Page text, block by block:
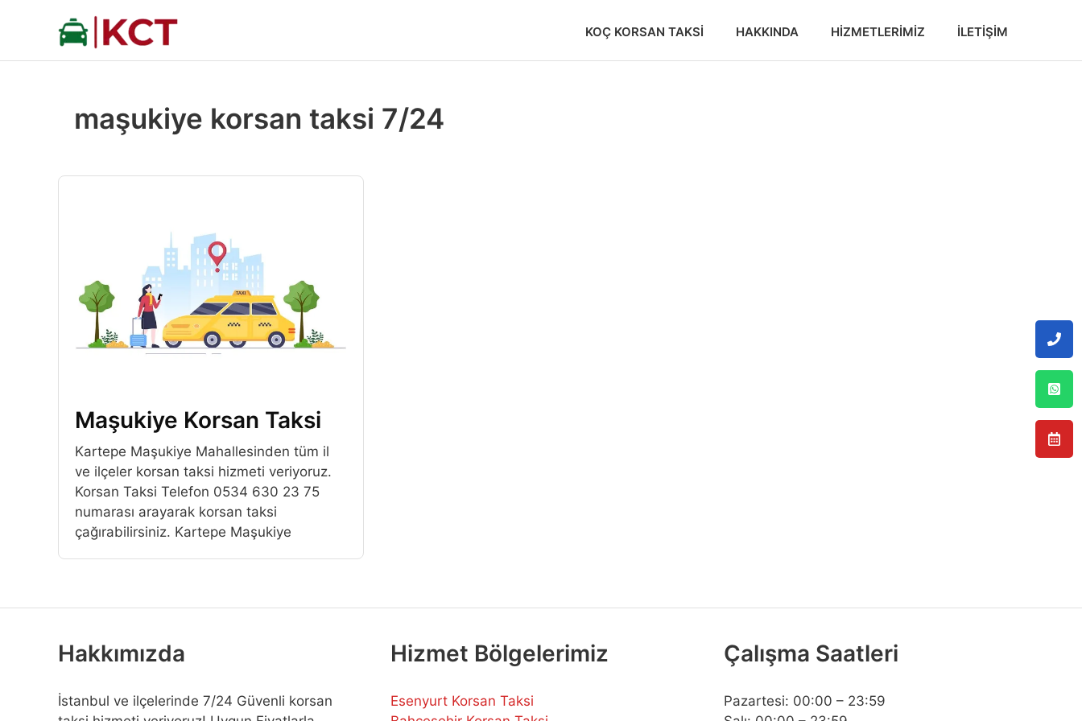
KOÇ KORSAN TAKSI HAKKINDA HIZMETLERIMIZ İLETIŞIM
maşukiye korsan taksi 7/24
Maşukiye Korsan Taksi
Kartepe Maşukiye Mahallesinden tüm il
ve ilçeler korsan taksi hizmeti veriyoruz.
Korsan Taksi Telefon 0534 630 23 75
numarası arayarak korsan taksi
çağırabilirsiniz. Kartepe Maşukiye
Hakkımızda
İstanbul ve ilçelerinde 7/24 Güvenli korsan
Hizmet Bölgelerimiz
Esenyurt Korsan Taksi
Çalışma Saatleri
Pazartesi: 00:00 – 23:59